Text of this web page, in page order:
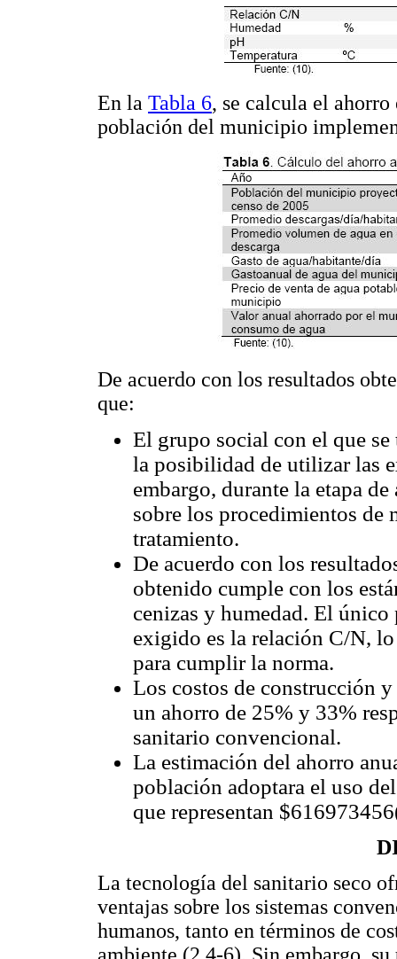
En la Tabla 6, se calcula el ahorro
población del municipio
De acuerdo con los resultados
que:
El grupo social con el que
la posibilidad de utilizar las
embargo, durante la etapa
sobre los procedimientos de
tratamiento.
De acuerdo con los
obtenido cumple con los
cenizas y humedad. El
exigido es la relación C/N,
para cumplir la norma.
Los costos de construcción
un ahorro de 25% y 33%
sanitario convencional.
La estimación del ahorro
población adoptara el uso
que representan
La tecnología del sanitario seco
ventajas sobre los sistemas
humanos, tanto en términos de